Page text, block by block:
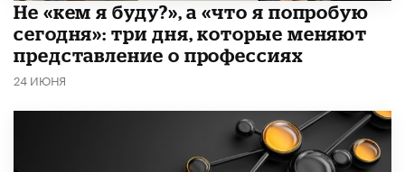
Не «кем я буду?», а «что я попробую
сегодня»: три дня, которые меняют
представление о профессиях
24 ИЮНЯ